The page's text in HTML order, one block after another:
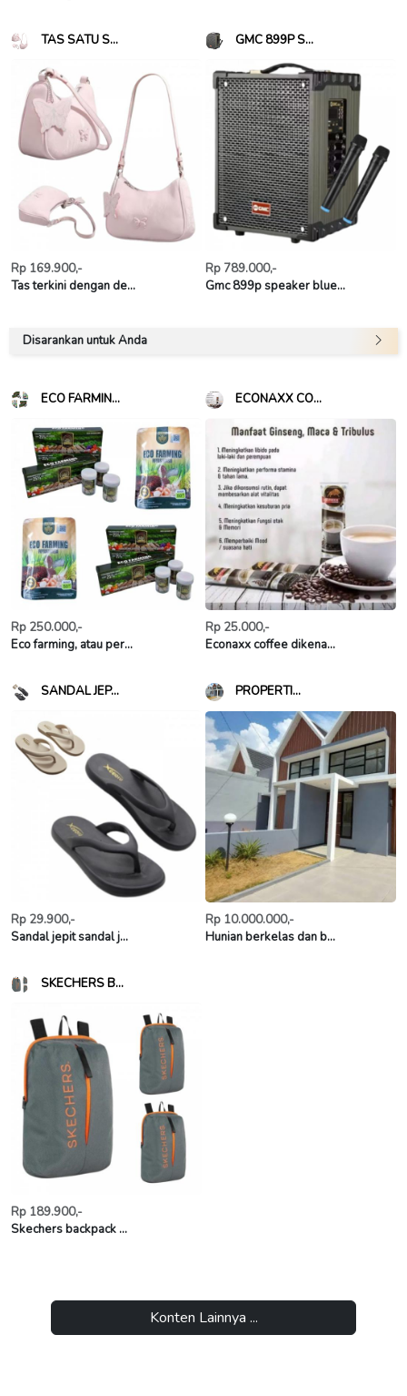
TAS SATU S...
Rp 169.900,-
Tas terkini dengan de...
GMC 899P S...
Rp 789.000,-
Gmc 899p speaker blue...
Disarankan untuk Anda
ECO FARMIN...
Rp 250.000,-
Eco farming, atau per...
ECONAXX CO...
Rp 25.000,-
Econaxx coffee dikena...
SANDAL JEP...
Rp 29.900,-
Sandal jepit sandal j...
PROPERTI...
Rp 10.000.000,-
Hunian berkelas dan b...
SKECHERS B...
Rp 189.900,-
Skechers backpack ...
Konten Lainnya ...